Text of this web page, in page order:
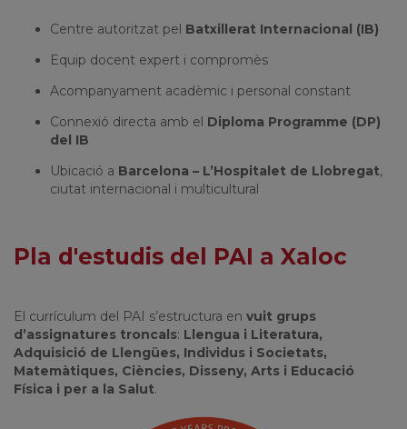
Centre autoritzat pel Batxillerat Internacional (IB)
Equip docent expert i compromès
Acompanyament acadèmic i personal constant
Connexió directa amb el Diploma Programme (DP)
del IB
Ubicació a Barcelona – L’Hospitalet de Llobregat,
ciutat internacional i multicultural
Pla d'estudis del PAI a Xaloc
El currículum del PAI s’estructura en vuit grups
d’assignatures troncals: Llengua i Literatura,
Adquisició de Llengües, Individus i Societats,
Matemàtiques, Ciències, Disseny, Arts i Educació
Física i per a la Salut.